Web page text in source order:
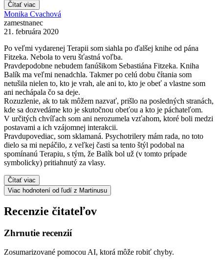
Čítať viac
Monika Cvachová
zamestnanec
21. februára 2020
Po veľmi vydarenej Terapii som siahla po ďalšej knihe od pána
Fitzeka. Nebola to veru šťastná voľba.
Pravdepodobne nebudem fanúšikom Sebastiána Fitzeka. Kniha
Balík ma veľmi nenadchla. Takmer po celú dobu čítania som
netušila nielen to, kto je vrah, ale ani to, kto je obeť a vlastne som
ani nechápala čo sa deje.
Rozuzlenie, ak to tak môžem nazvať, prišlo na posledných stranách,
kde sa dozvedáme kto je skutočnou obeťou a kto je páchateľom.
V určitých chvíľach som ani nerozumela vzťahom, ktoré boli medzi
postavami a ich vzájomnej interakcii.
Pravdupovediac, som sklamaná. Psychotrilery mám rada, no toto
dielo sa mi nepáčilo, z veľkej časti sa tento štýl podobal na
spomínanú Terapiu, s tým, že Balík bol už (v tomto prípade
symbolicky) pritiahnutý za vlasy.
Čítať viac
Viac hodnotení od ľudí z Martinusu
Recenzie čitateľov
Zhrnutie recenzií
Zosumarizované pomocou AI, ktorá môže robiť chyby.